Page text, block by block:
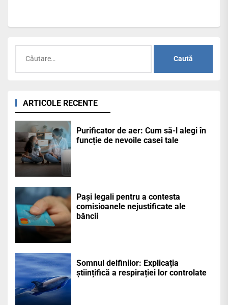
după:
ARTICOLE RECENTE
Purificator de aer: Cum să-l alegi în
funcție de nevoile casei tale
Pași legali pentru a contesta
comisioanele nejustificate ale
băncii
Somnul delfinilor: Explicația
științifică a respirației lor controlate